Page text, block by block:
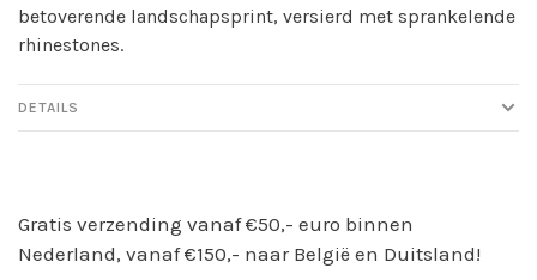
betoverende landschapsprint, versierd met sprankelende
rhinestones.
DETAILS
Gratis verzending vanaf €50,- euro binnen
Nederland, vanaf €150,- naar België en Duitsland!